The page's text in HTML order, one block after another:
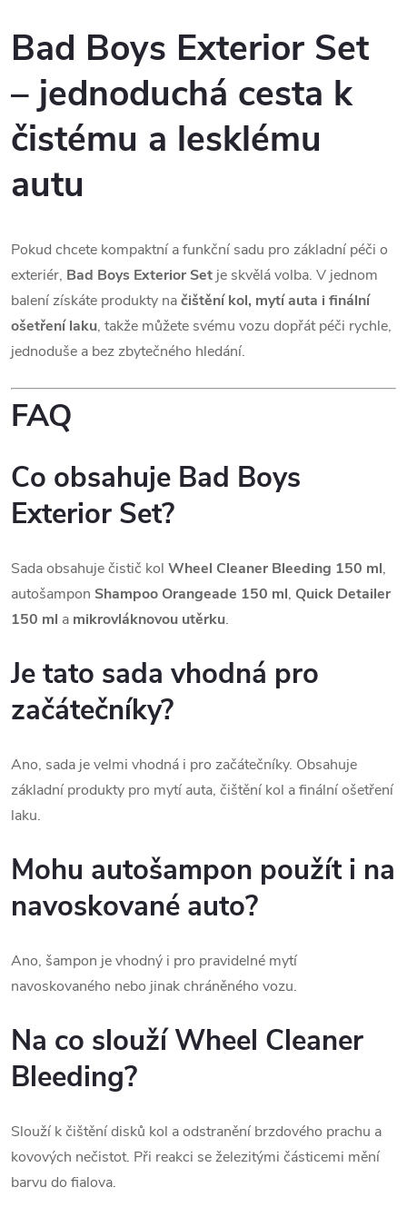
Bad Boys Exterior Set
– jednoduchá cesta k
čistému a lesklému
autu
Pokud chcete kompaktní a funkční sadu pro základní péči o
exteriér, Bad Boys Exterior Set je skvělá volba. V jednom
balení získáte produkty načištění kol, mytí auta i finální
ošetření laku, takže můžete svému vozu dopřát péči rychle,
jednoduše a bez zbytečného hledání.
FAQ
Co obsahuje Bad Boys
Exterior Set?
Sada obsahuje čistič kol Wheel Cleaner Bleeding 150 ml,
autošampon Shampoo Orangeade 150 ml, Quick Detailer
150 ml a mikrovláknovou utěrku.
Je tato sada vhodná pro
začátečníky?
Ano, sada je velmi vhodná i pro začátečníky. Obsahuje
základní produkty pro mytí auta, čištění kol a finální ošetření
laku.
Mohu autošampon použít i na
navoskované auto?
Ano, šampon je vhodný i pro pravidelné mytí
navoskovaného nebo jinak chráněného vozu.
Na co slouží Wheel Cleaner
Bleeding?
Slouží k čištění disků kol a odstranění brzdového prachu a
kovových nečistot. Při reakci se železitými částicemi mění
barvu do fialova.